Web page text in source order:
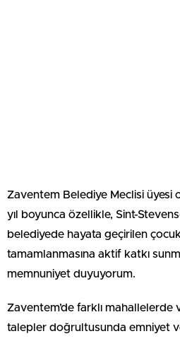
Zaventem Belediye Meclisi üyesi
yıl boyunca özellikle, Sint-
belediyede hayata geçirilen
tamamlanmasına aktif katkı
memnuniyet duyuyorum.
Zaventem’de farklı mahallelerde
talepler doğrultusunda emniyet